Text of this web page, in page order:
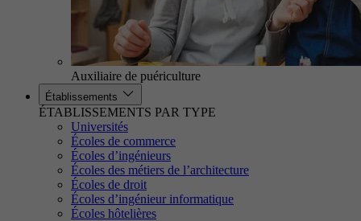
Auxiliaire de puériculture
Établissements
ÉTABLISSEMENTS PAR TYPE
Universités
Écoles de commerce
Écoles d’ingénieurs
Écoles des métiers de l’architecture
Écoles de droit
Écoles d’ingénieur informatique
Écoles hôtelières